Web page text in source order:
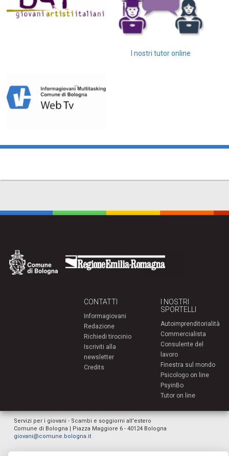
I nostri tutor online
CONTATTI
Informagiovani
Redazione
Richiedi tirocinio
Iscriviti alla
newsletter
Credits
I NOSTRI
SPORTELLI
Autoimprenditorialità
Commercialista
Consulente del
lavoro
Finestra sul mondo
Psicologo on line
PsyinBo
Tutor on line
Servizi per i giovani - Scambi e soggiorni all'estero
Comune di Bologna | Piazza Maggiore 6 - 40124 Bologna
giovani@comune.bologna.it